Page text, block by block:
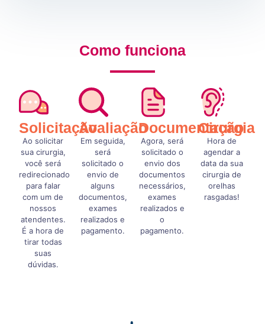
Como funciona
Solicitação
Ao solicitar
sua cirurgia,
você será
redirecionado
para falar
com um de
nossos
atendentes.
É a hora de
tirar todas
suas
dúvidas.
Avaliação
Em seguida,
será
solicitado o
envio de
alguns
documentos,
exames
realizados e
pagamento.
Documentação
Agora, será
solicitado o
envio dos
documentos
necessários,
exames
realizados e
o
pagamento.
Cirurgia
Hora de
agendar a
data da sua
cirurgia de
orelhas
rasgadas!